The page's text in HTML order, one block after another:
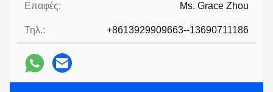
Επαφές: Ms. Grace Zhou
Τηλ.: +8613929909663--13690711186